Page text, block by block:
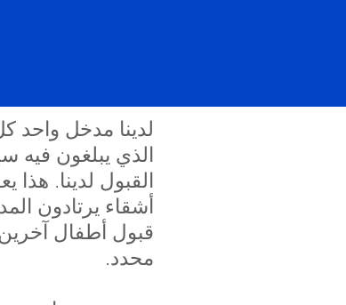
الذي يبلغون فيه
القبول لدينا.
أشقاء يرتادون
قبول أطفال
محدد.